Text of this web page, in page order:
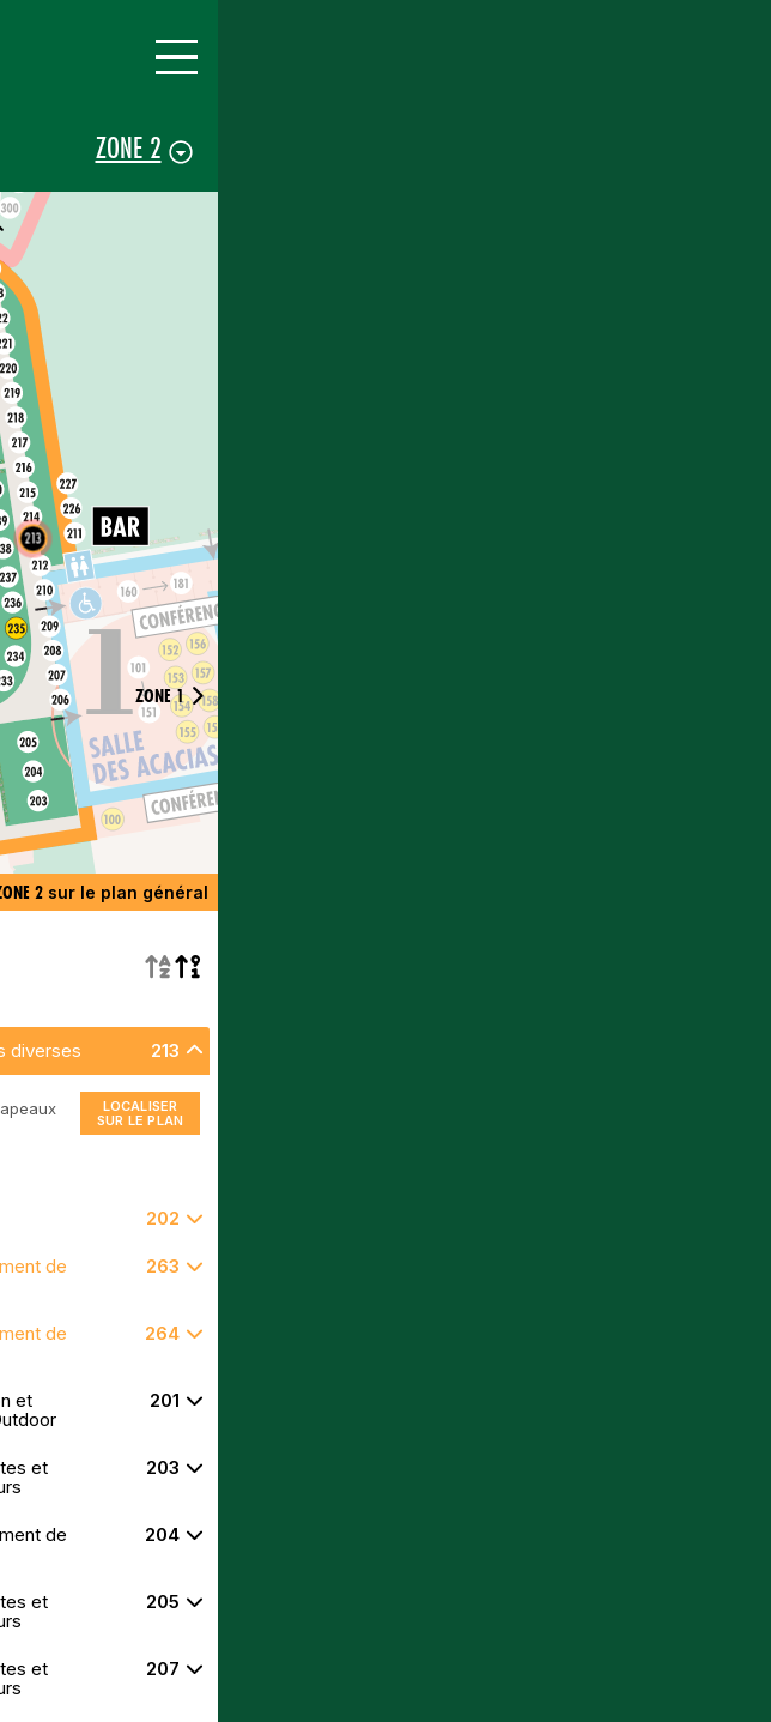
ZONE 2
2sur le plan général
ZONE 1
213
diverses 213
LOCALISER
SUR LE PLAN
202
de
263
de
264
et
201
et
203
de
204
et
205
et
207